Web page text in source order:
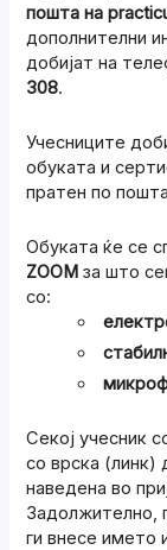
пошта на
дополнителни
добијат на
308.
Учесниците
обуката и
пратен по
Обуката ќе се
ZOOM за што
со:
Секој учесник
со врска (линк)
наведена во
Задолжително,
ги внесе името